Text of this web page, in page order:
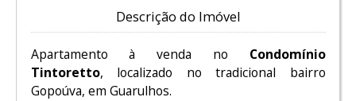
Descrição do Imóvel
Apartamento à venda no Condomínio
Tintoretto, localizado no tradicional bairro
Gopoúva, em Guarulhos.